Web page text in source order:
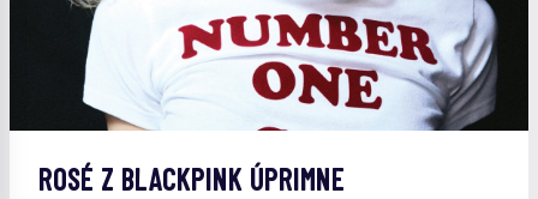
ROSÉ Z BLACKPINK ÚPRIMNE